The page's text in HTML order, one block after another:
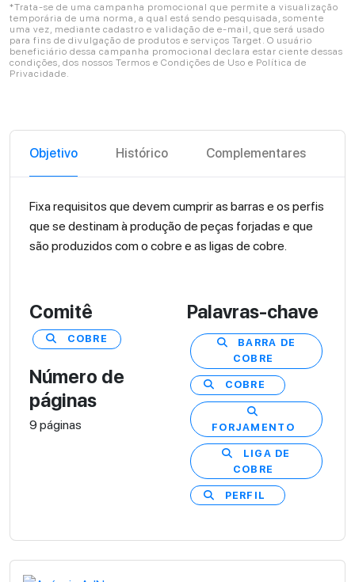
*Trata-se de uma campanha promocional que permite a visualização
temporária de uma norma, a qual está sendo pesquisada, somente
uma vez, mediante cadastro e validação de e-mail, que será usado
para fins de divulgação de produtos e serviços Target. O usuário
beneficiário dessa campanha promocional declara estar ciente dessas
condições, dos nossos Termos e Condições de Uso e Política de
Privacidade.
Objetivo Histórico Complementares
Fixa requisitos que devem cumprir as barras e os perfis
que se destinam à produção de peças forjadas e que
são produzidos com o cobre e as ligas de cobre.
Comitê
COBRE
Número de
páginas
9 páginas
Palavras-chave
BARRA DE
COBRE
COBRE
FORJAMENTO
LIGA DE
COBRE
PERFIL